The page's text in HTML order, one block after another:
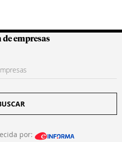
Colombianas
empresas
por: